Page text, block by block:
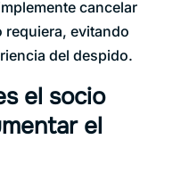
cancelar
requiera, evitando
del despido.
el socio
el